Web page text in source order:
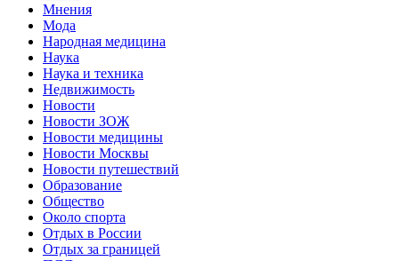
Мнения
Мода
Народная медицина
Наука
Наука и техника
Недвижимость
Новости
Новости ЗОЖ
Новости медицины
Новости Москвы
Новости путешествий
Образование
Общество
Около спорта
Отдых в России
Отдых за границей